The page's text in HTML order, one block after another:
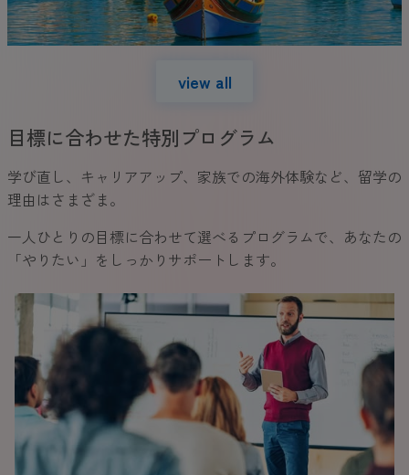
view all
目標に合わせた特別プログラム
学び直し、キャリアアップ、家族での海外体験など、留学の
理由はさまざま。
一人ひとりの目標に合わせて選べるプログラムで、あなたの
「やりたい」をしっかりサポートします。